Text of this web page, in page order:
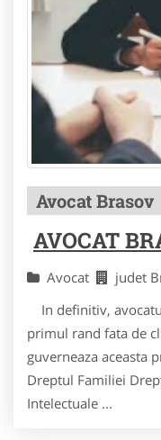
Avocat Brasov
AVOCAT
Avocat judet
In definitiv,
primul rand fata de
guverneaza aceasta
Dreptul Familiei
Intelectuale ...